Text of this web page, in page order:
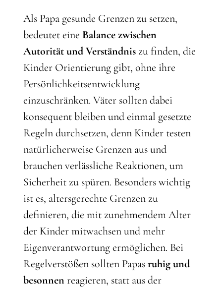
Als Papa gesunde Grenzen zu setzen,
bedeutet eine Balance zwischen
Autorität und Verständnis zu finden, die
Kinder Orientierung gibt, ohne ihre
Persönlichkeitsentwicklung
einzuschränken. Väter sollten dabei
konsequent bleiben und einmal gesetzte
Regeln durchsetzen, denn Kinder testen
natürlicherweise Grenzen aus und
brauchen verlässliche Reaktionen, um
Sicherheit zu spüren. Besonders wichtig
ist es, altersgerechte Grenzen zu
definieren, die mit zunehmendem Alter
der Kinder mitwachsen und mehr
Eigenverantwortung ermöglichen. Bei
Regelverstößen sollten Papasruhig und
besonnen reagieren, statt aus der